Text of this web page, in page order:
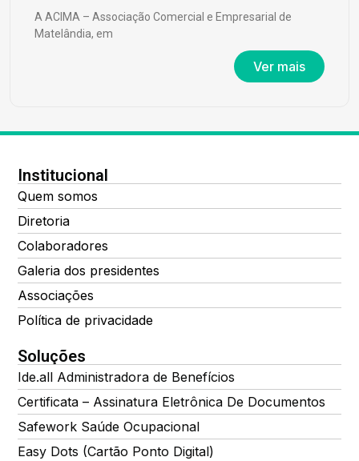
A ACIMA – Associação Comercial e Empresarial de
Matelândia, em
Ver mais
Institucional
Quem somos
Diretoria
Colaboradores
Galeria dos presidentes
Associações
Política de privacidade
Soluções
Ide.all Administradora de Benefícios
Certificata – Assinatura Eletrônica De Documentos
Safework Saúde Ocupacional
Easy Dots (Cartão Ponto Digital)